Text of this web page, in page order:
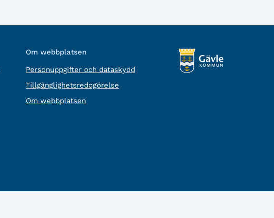
Om webbplatsen
Personuppgifter och dataskydd
Tillgänglighetsredogörelse
Om webbplatsen